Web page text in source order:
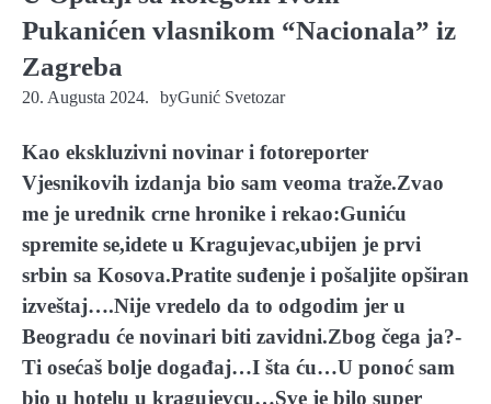
Pukanićen vlasnikom “Nacionala” iz
Zagreba
20. Augusta 2024. byGunić Svetozar
Kao ekskluzivni novinar i fotoreporter
Vjesnikovih izdanja bio sam veoma traže.Zvao
me je urednik crne hronike i rekao:Guniću
spremite se,idete u Kragujevac,ubijen je prvi
srbin sa Kosova.Pratite suđenje i pošaljite opširan
izveštaj….Nije vredelo da to odgodim jer u
Beogradu će novinari biti zavidni.Zbog čega ja?-
Ti osećaš bolje događaj…I šta ću…U ponoć sam
bio u hotelu u kragujevcu…Sve je bilo super